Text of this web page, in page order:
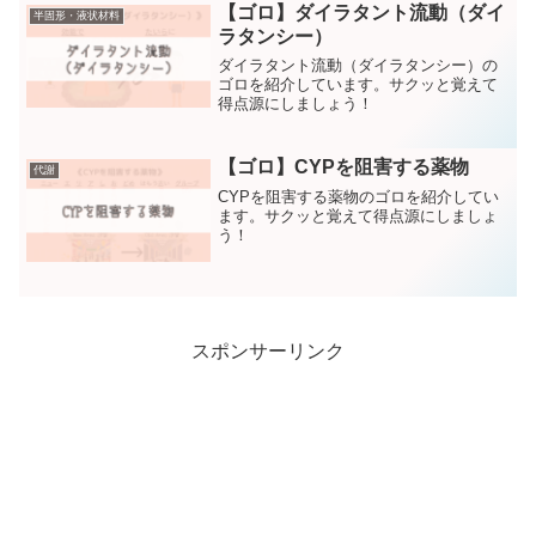
半固形・液状材料
【ゴロ】ダイラタント流動（ダイ
ラタンシー）
ダイラタント流動（ダイラタンシー）の
ゴロを紹介しています。サクッと覚えて
得点源にしましょう！
代謝 【ゴロ】CYPを阻害する薬物
CYPを阻害する薬物のゴロを紹介してい
ます。サクッと覚えて得点源にしましょ
う！
スポンサーリンク